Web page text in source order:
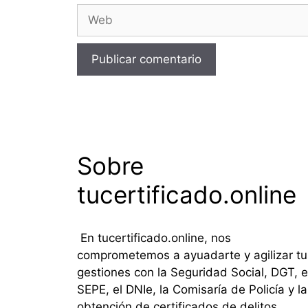
Sobre
tucertificado.online
En tucertificado.online, nos
comprometemos a ayuadarte y agilizar
gestiones con la Seguridad Social, DGT,
SEPE, el DNIe, la Comisaría de Policía y la